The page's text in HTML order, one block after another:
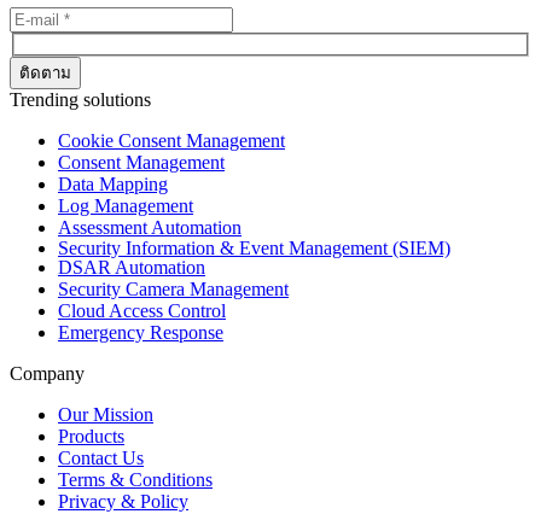
Trending solutions
Cookie Consent Management
Consent Management
Data Mapping
Log Management
Assessment Automation
Security Information & Event Management (SIEM)
DSAR Automation
Security Camera Management
Cloud Access Control
Emergency Response
Company
Our Mission
Products
Contact Us
Terms & Conditions
Privacy & Policy